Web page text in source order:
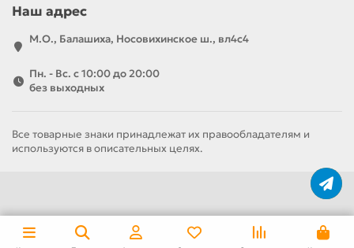
Наш адрес
М.О., Балашиха, Носовихинское ш., вл4с4
Пн. - Вс. с 10:00 до 20:00
без выходных
Все товарные знаки принадлежат их правообладателям и
используются в описательных целях.